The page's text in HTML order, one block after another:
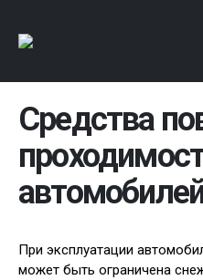
Средства
При эксплуатации
может быть ограничена